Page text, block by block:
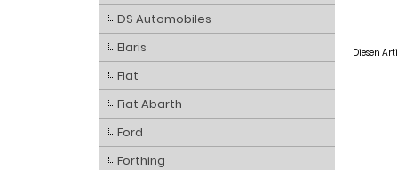
Diesen
DS Automobiles
Elaris
Fiat
Fiat Abarth
Ford
Forthing